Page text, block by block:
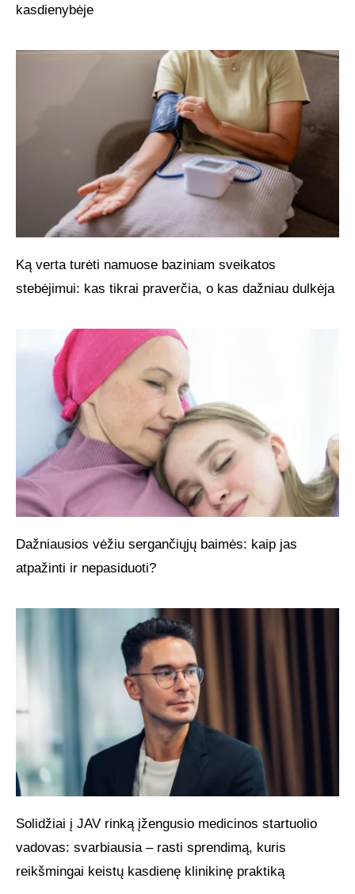
kasdienybėje
Ką verta turėti namuose baziniam sveikatos
stebėjimui: kas tikrai praverčia, o kas dažniau dulkėja
Dažniausios vėžiu sergančiųjų baimės: kaip jas
atpažinti ir nepasiduoti?
Solidžiai į JAV rinką įžengusio medicinos startuolio
vadovas: svarbiausia – rasti sprendimą, kuris
reikšmingai keistų kasdienę klinikinę praktiką